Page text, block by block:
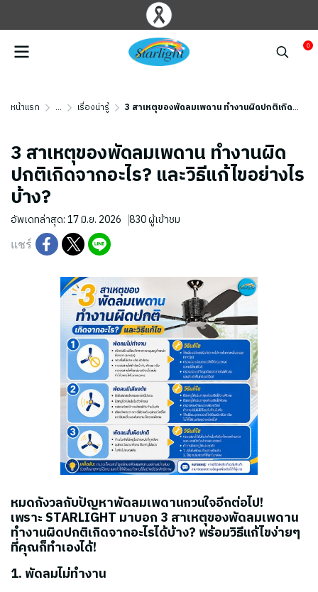
0
หน้าแรก ... เรื่องน่ารู้ 3 สาเหตุของพัดลมเพดาน ทำงานผิดปกติเกิดจากอะไร? และวิธีแก้ไขอย่างไรบ้าง?
3 สาเหตุของพัดลมเพดาน ทำงานผิด
ปกติเกิดจากอะไร? และวิธีแก้ไขอย่างไร
บ้าง?
อัพเดทล่าสุด: 17 มิ.ย. 2026 830 ผู้เข้าชม
แชร์
หมดกังวลกับปัญหาพัดลมเพดานกวนใจอีกต่อไป!
เพราะ STARLIGHT มาบอก 3 สาเหตุของพัดลมเพดาน
ทำงานผิดปกติเกิดจากอะไรได้บ้าง? พร้อมวิธีแก้ไขง่ายๆ
ที่คุณก็ทำเองได้! ️
1. พัดลมไม่ทำงาน